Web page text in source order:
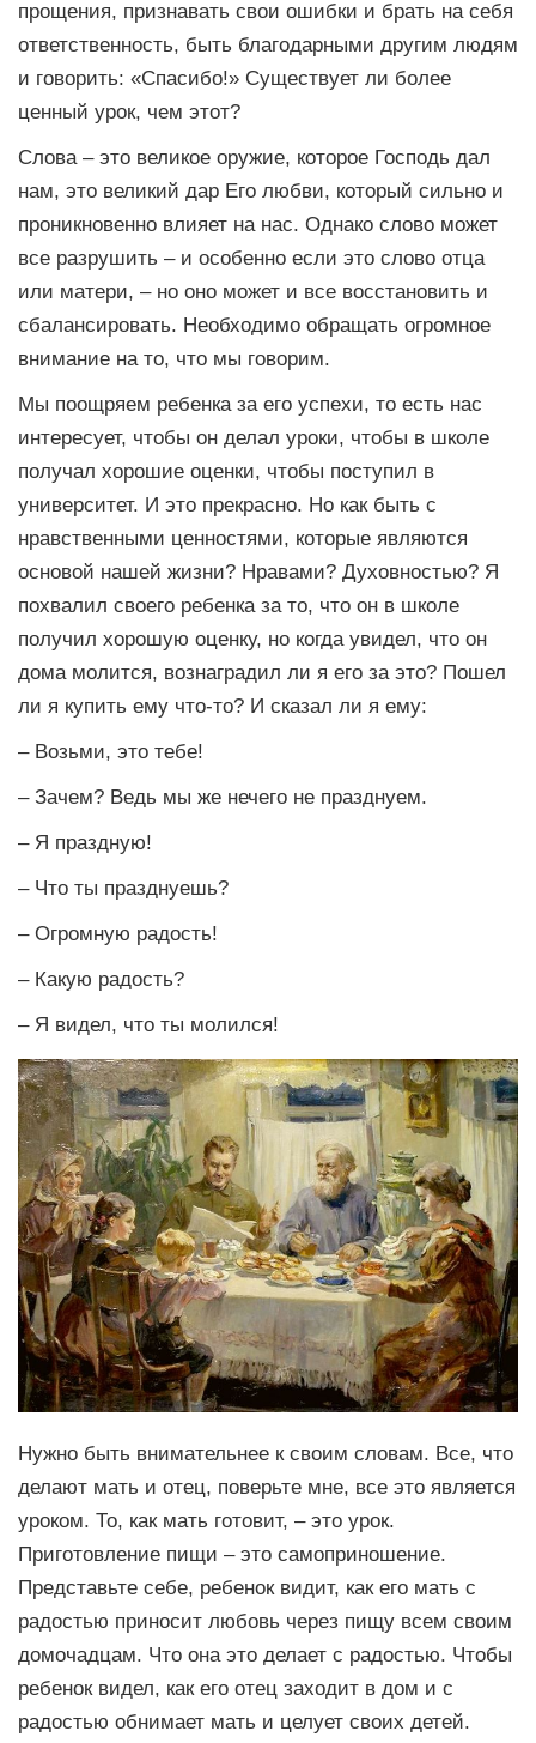
прощения, признавать свои ошибки и брать на себя
ответственность, быть благодарными другим людям
и говорить: «Спасибо!» Существует ли более
ценный урок, чем этот?
Слова – это великое оружие, которое Господь дал
нам, это великий дар Его любви, который сильно и
проникновенно влияет на нас. Однако слово может
все разрушить – и особенно если это слово отца
или матери, – но оно может и все восстановить и
сбалансировать. Необходимо обращать огромное
внимание на то, что мы говорим.
Мы поощряем ребенка за его успехи, то есть нас
интересует, чтобы он делал уроки, чтобы в школе
получал хорошие оценки, чтобы поступил в
университет. И это прекрасно. Но как быть с
нравственными ценностями, которые являются
основой нашей жизни? Нравами? Духовностью? Я
похвалил своего ребенка за то, что он в школе
получил хорошую оценку, но когда увидел, что он
дома молится, вознаградил ли я его за это? Пошел
ли я купить ему что-то? И сказал ли я ему:
– Возьми, это тебе!
– Зачем? Ведь мы же нечего не празднуем.
– Я праздную!
– Что ты празднуешь?
– Огромную радость!
– Какую радость?
– Я видел, что ты молился!
Нужно быть внимательнее к своим словам. Все, что
делают мать и отец, поверьте мне, все это является
уроком. То, как мать готовит, – это урок.
Приготовление пищи – это самоприношение.
Представьте себе, ребенок видит, как его мать с
радостью приносит любовь через пищу всем своим
домочадцам. Что она это делает с радостью. Чтобы
ребенок видел, как его отец заходит в дом и с
радостью обнимает мать и целует своих детей.